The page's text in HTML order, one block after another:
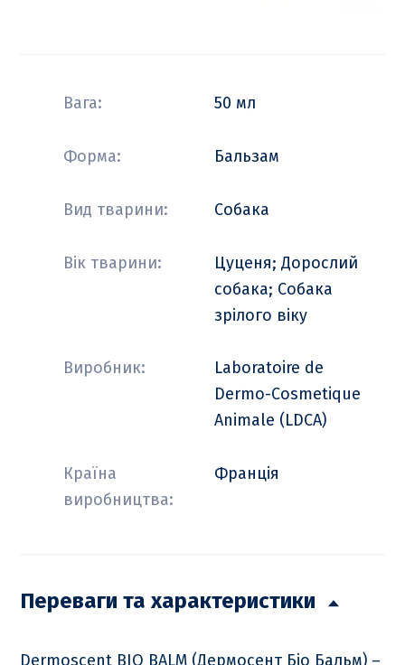
Вага: 50 мл
Форма: Бальзам
Вид тварини: Собака
Вік тварини:
Цуценя; Дорослий
собака; Собака
зрілого віку
Виробник:
Laboratoire de
Dermo-Cosmetique
Animale (LDCA)
Країна
виробництва:
Франція
Переваги та характеристики
Dermoscent BIO BALM (Дермосент Біо Бальм) –